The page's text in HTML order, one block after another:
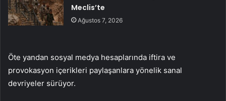
Meclis’te
Ağustos 7, 2026
Öte yandan sosyal medya hesaplarında iftira ve
provokasyon içerikleri paylaşanlara yönelik sanal
devriyeler sürüyor.